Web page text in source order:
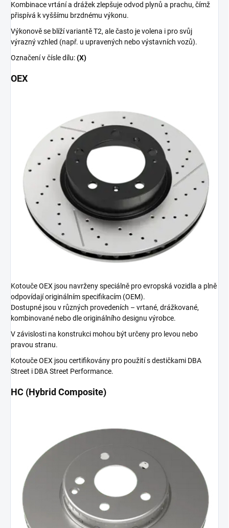
Kombinace vrtání a drážek zlepšuje odvod plynů a prachu, čímž
přispívá k vyššímu brzdnému výkonu.
Výkonově se blíží variantě T2, ale často je volena i pro svůj
výrazný vzhled (např. u upravených nebo výstavních vozů).
Označení v čísle dílu:(X)
OEX
Kotouče OEX jsou navrženy speciálně pro evropská vozidla a plně
odpovídají originálním specifikacím (OEM).
Dostupné jsou v různých provedeních – vrtané, drážkované,
kombinované nebo dle originálního designu výrobce.
V závislosti na konstrukci mohou být určeny pro levou nebo
pravou stranu.
Kotouče OEX jsou certifikovány pro použití s destičkami DBA
Street i DBA Street Performance.
HC (Hybrid Composite)